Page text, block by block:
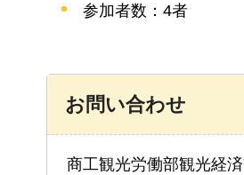
参加者数：4者
お問い合わせ
商工観光労働部観光経